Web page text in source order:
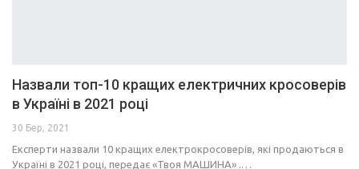
Назвали топ-10 кращих електричних кросоверів
в Україні в 2021 році
30 Бер, 2021
Експерти назвали 10 кращих електрокросоверів, які продаються в
Україні в 2021 році, передає «Твоя МАШИНА» .…